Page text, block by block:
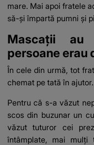
mare. Mai apoi fratele
să-și împartă pumni și
Mascații au
persoane erau
În cele din urmă, tot
chemat pe tată în ajutor.
Pentru că s-a văzut
scos din buzunar un
văzut tuturor cei
întâmplate, mai